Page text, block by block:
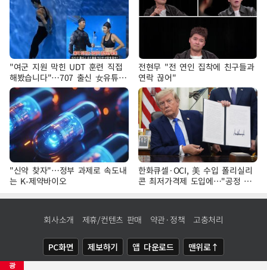
광
"여군 지원 막힌 UDT 훈련 직접
해봤습니다"…707 출신 女유튜버
'완벽 소화'
전현무 "전 연인 집착에 친구들과
연락 끊어"
"신약 찾자"…정부 과제로 속도내
는 K-제약바이오
한화큐셀·OCI, 美 수입 폴리실리
콘 최저가격제 도입에…"공정 경
쟁·수익성 개선 환영"
회사소개 제휴/컨텐츠 판매 약관·정책 고충처리
PC화면 제보하기 앱 다운로드 맨위로↑